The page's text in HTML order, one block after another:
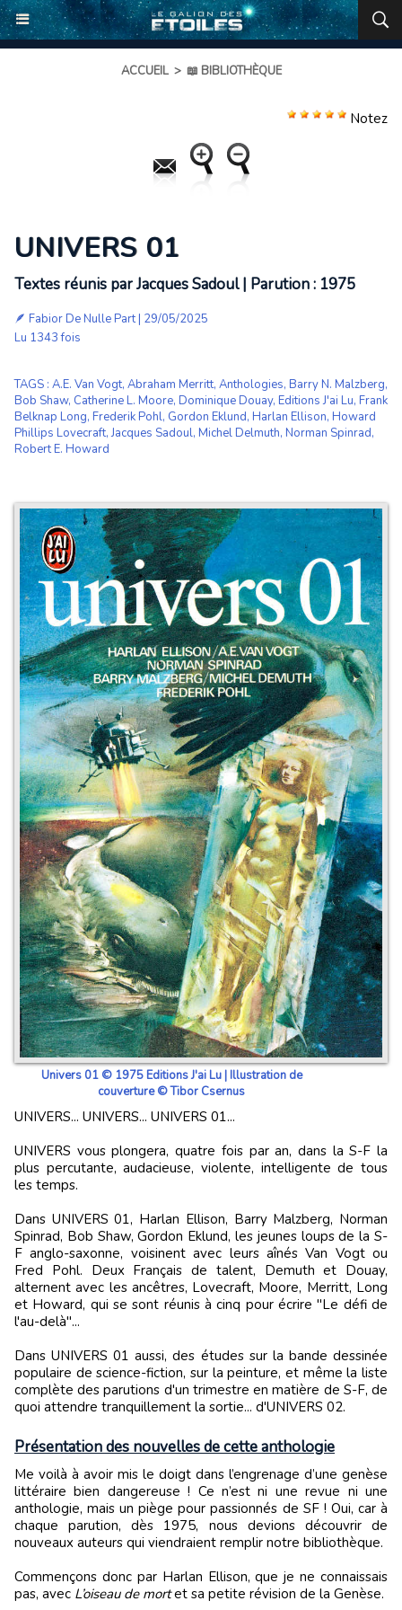
ACCUEIL > 📖 BIBLIOTHÈQUE
Notez
UNIVERS 01
Textes réunis par Jacques Sadoul | Parution : 1975
🪶 Fabior De Nulle Part| 29/05/2025
Lu 1343 fois
TAGS : A.E. Van Vogt, Abraham Merritt, Anthologies, Barry N. Malzberg,
Bob Shaw, Catherine L. Moore, Dominique Douay, Editions J'ai Lu, Frank
Belknap Long, Frederik Pohl, Gordon Eklund, Harlan Ellison, Howard
Phillips Lovecraft,Jacques Sadoul, Michel Delmuth, Norman Spinrad,
Robert E. Howard
Univers 01 © 1975 Editions J'ai Lu | Illustration de
couverture © Tibor Csernus
UNIVERS... UNIVERS... UNIVERS 01...
UNIVERS vous plongera, quatre fois par an, dans la S-F la
plus percutante, audacieuse, violente, intelligente de tous
les temps.
Dans UNIVERS 01, Harlan Ellison, Barry Malzberg, Norman
Spinrad, Bob Shaw, Gordon Eklund, les jeunes loups de la S-
F anglo-saxonne, voisinent avec leurs aînés Van Vogt ou
Fred Pohl. Deux Français de talent, Demuth et Douay,
alternent avec les ancêtres, Lovecraft, Moore, Merritt, Long
et Howard, qui se sont réunis à cinq pour écrire "Le défi de
l'au-delà"...
Dans UNIVERS 01 aussi, des études sur la bande dessinée
populaire de science-fiction, sur la peinture, et même la liste
complète des parutions d'un trimestre en matière de S-F, de
quoi attendre tranquillement la sortie... d'UNIVERS 02.
Présentation des nouvelles de cette anthologie
Me voilà à avoir mis le doigt dans l’engrenage d’une genèse
littéraire bien dangereuse ! Ce n’est ni une revue ni une
anthologie, mais un piège pour passionnés de SF ! Oui, car à
chaque parution, dès 1975, nous devions découvrir de
nouveaux auteurs qui viendraient remplir notre bibliothèque.
Commençons donc par Harlan Ellison, que je ne connaissais
pas, avec L’oiseau de mortet sa petite révision de la Genèse.